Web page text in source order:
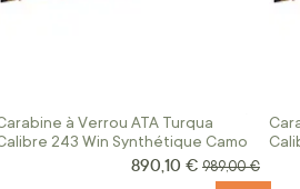
à Verrou ATA Turqua
243 Win Synthétique Camo
Prix Spécial
890,10 € Prix normal
989,00 €